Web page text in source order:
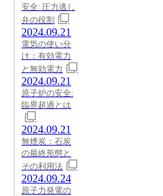
安全: 圧力逃し
弁の役割
2024.09.21
電気の使い分
け：有効電力
と無効電力
2024.09.21
原子炉の安全:
臨界超過とは
2024.09.21
無煙炭：石炭
の最終形態と
その利用法
2024.09.24
原子力発電の